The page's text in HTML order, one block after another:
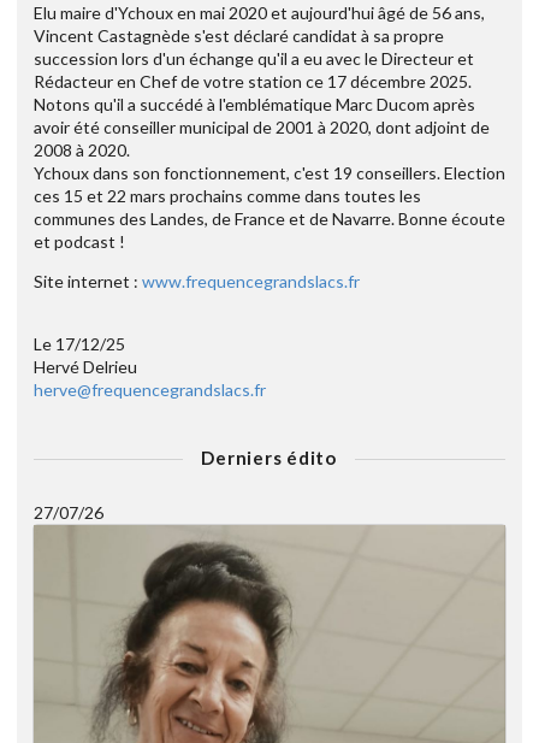
Elu maire d'Ychoux en mai 2020 et aujourd'hui âgé de 56 ans,
Vincent Castagnède s'est déclaré candidat à sa propre
succession lors d'un échange qu'il a eu avec le Directeur et
Rédacteur en Chef de votre station ce 17 décembre 2025.
Notons qu'il a succédé à l'emblématique Marc Ducom après
avoir été conseiller municipal de 2001 à 2020, dont adjoint de
2008 à 2020.
Ychoux dans son fonctionnement, c'est 19 conseillers. Election
ces 15 et 22 mars prochains comme dans toutes les
communes des Landes, de France et de Navarre. Bonne écoute
et podcast !
Site internet : www.frequencegrandslacs.fr
Le 17/12/25
Hervé Delrieu
herve@frequencegrandslacs.fr
Derniers édito
27/07/26